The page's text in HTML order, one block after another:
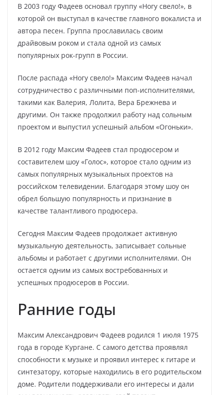
В 2003 году Фадеев основал группу «Ногу свело!», в
которой он выступал в качестве главного вокалиста и
автора песен. Группа прославилась своим
драйвовым роком и стала одной из самых
популярных рок-групп в России.
После распада «Ногу свело!» Максим Фадеев начал
сотрудничество с различными поп-исполнителями,
такими как Валерия, Лолита, Вера Брежнева и
другими. Он также продолжил работу над сольным
проектом и выпустил успешный альбом «Огоньки».
В 2012 году Максим Фадеев стал продюсером и
составителем шоу «Голос», которое стало одним из
самых популярных музыкальных проектов на
российском телевидении. Благодаря этому шоу он
обрел большую популярность и признание в
качестве талантливого продюсера.
Сегодня Максим Фадеев продолжает активную
музыкальную деятельность, записывает сольные
альбомы и работает с другими исполнителями. Он
остается одним из самых востребованных и
успешных продюсеров в России.
Ранние годы
Максим Александрович Фадеев родился 1 июля 1975
года в городе Кургане. С самого детства проявлял
способности к музыке и проявил интерес к гитаре и
синтезатору, которые находились в его родительском
доме. Родители поддерживали его интересы и дали